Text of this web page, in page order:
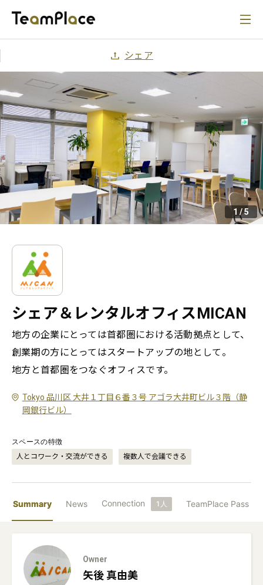
シェア
1 /5
シェア＆レンタルオフィスMICAN
地方の企業にとっては首都圏における活動拠点として、
創業期の方にとってはスタートアップの地として。
地方と首都圏をつなぐオフィスです。
Tokyo 品川区 大井１丁目６番３号 アゴラ大井町ビル３階（静
岡銀行ビル）
スペースの特徴
人とコワーク・交流ができる 複数人で会議できる
Summary News Connection 1 人 TeamPlace Pass
Owner
矢後 真由美